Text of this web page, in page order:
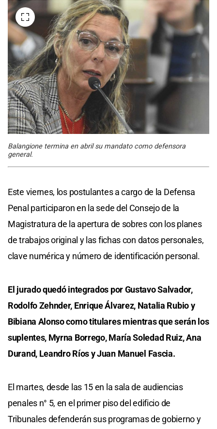
Balangione termina en abril su mandato como defensora
general.
Este viernes, los postulantes a cargo de la Defensa
Penal participaron en la sede del Consejo de la
Magistratura de la apertura de sobres con los planes
de trabajos original y las fichas con datos personales,
clave numérica y número de identificación personal.
El jurado quedó integrados por Gustavo Salvador,
Rodolfo Zehnder, Enrique Álvarez, Natalia Rubio y
Bibiana Alonso como titulares mientras que serán los
suplentes, Myrna Borrego, María Soledad Ruiz, Ana
Durand, Leandro Ríos y Juan Manuel Fascia.
El martes, desde las 15 en la sala de audiencias
penales n° 5, en el primer piso del edificio de
Tribunales defenderán sus programas de gobierno y